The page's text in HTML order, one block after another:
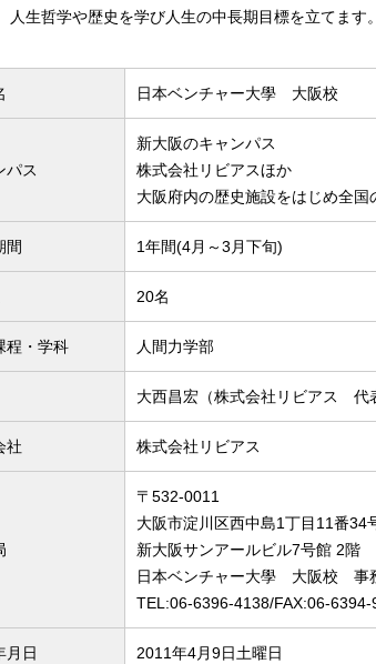
人生哲学や歴史を学び人生の中長期目標を立てます。
日本ベンチャー大學 大阪校
パス
新大阪のキャンパス
株式会社リビアスほか
大阪府内の歴史施設をはじめ全国
間 1年間(4月～3月下旬)
20名
程・学科 人間力学部
大西昌宏（株式会社リビアス 代
社 株式会社リビアス
〒532-0011
大阪市淀川区西中島1丁目11番34
新大阪サンアールビル7号館 2階
日本ベンチャー大學 大阪校 事
TEL:06-6396-4138/FAX:06-6394-
月日 2011年4月9日土曜日